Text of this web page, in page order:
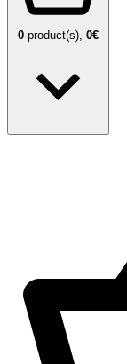
0 product(s), 0€